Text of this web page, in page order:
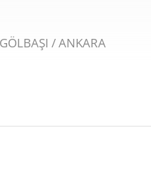
/ ANKARA